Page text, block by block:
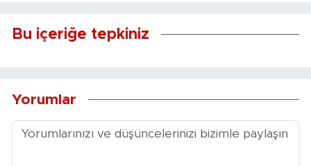
Bu içeriğe tepkiniz
Yorumlar